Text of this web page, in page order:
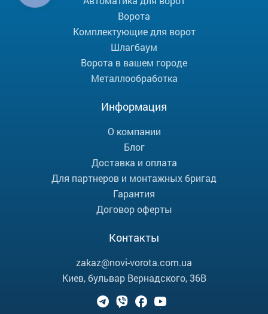
Ворота
Комплектующие для ворот
Шлагбаум
Ворота в вашем городе
Металлообработка
Информация
О компании
Блог
Доставка и оплата
Для партнеров и монтажных бригад
Гарантия
Договор оферты
Контакты
zakaz@novi-vorota.com.ua
Киев, бульвар Вернадского, 36В